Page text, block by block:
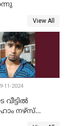
View All
11-2024
നഴ്‌സ്